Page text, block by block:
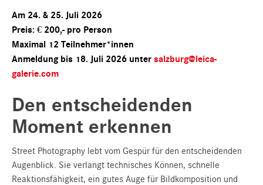
Am 24. & 25. Juli 2026
Preis: € 200,- pro Person
Maximal 12 Teilnehmer*innen
Anmeldung bis 18. Juli 2026 unter salzburg@leica-
galerie.com
Den entscheidenden
Moment erkennen
Street Photography lebt vom Gespür für den entscheidenden
Augenblick. Sie verlangt technisches Können, schnelle
Reaktionsfähigkeit, ein gutes Auge für Bildkomposition und